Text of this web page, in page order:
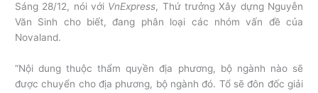
Sáng 28/12, nói với VnExpress, Thứ trưởng Xây dựng Nguyễn
Văn Sinh cho biết, đang phân loại các nhóm vấn đề của
Novaland.
“Nội dung thuộc thẩm quyền địa phương, bộ ngành nào sẽ
được chuyển cho địa phương, bộ ngành đó. Tổ sẽ đôn đốc giải